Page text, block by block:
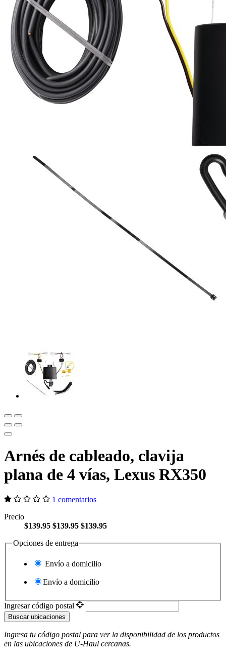
Arnés de cableado, clavija
plana de 4 vías, Lexus RX350
1 comentarios
Precio
$139.95 $139.95 $139.95
Opciones de entrega
Envío a domicilio
Envío a domicilio
Ingresar código postal
Buscar ubicaciones
Ingresa tu código postal para ver la disponibilidad de los productos
en las ubicaciones de U-Haul ​​​​​​​ cercanas.